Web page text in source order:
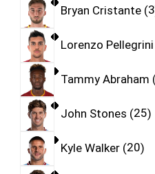
Bryan Cristante 3
Lorenzo Pellegrini
Tammy Abraham
John Stones 25
Kyle Walker 20